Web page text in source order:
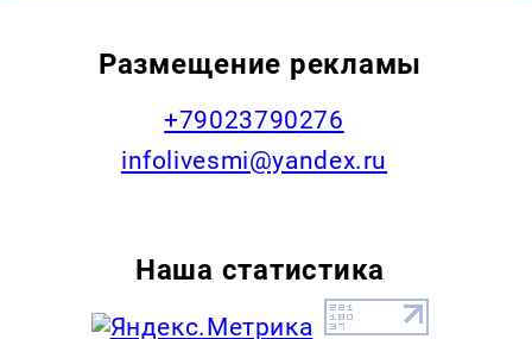
Размещение рекламы
+79023790276
infolivesmi@yandex.ru
Наша статистика